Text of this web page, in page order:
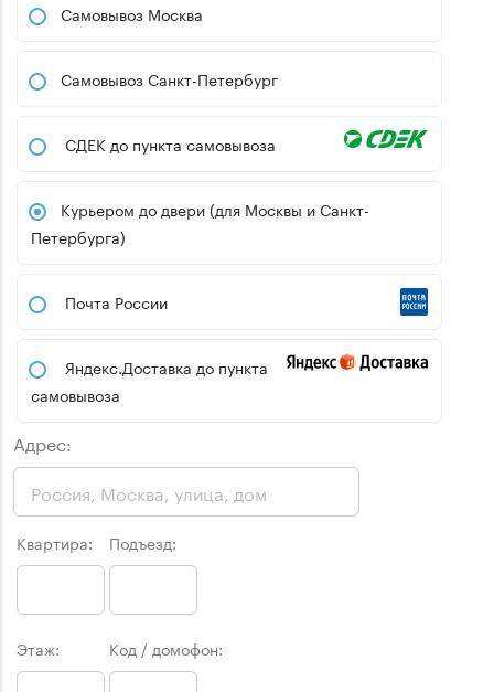
Самовывоз Москва
Самовывоз Санкт-Петербург
СДЕК до пункта самовывоза
Курьером до двери (для Москвы и Санкт-
Петербурга)
Почта России
Яндекс.Доставка до пункта
самовывоза
Адрес:
Квартира: Подъезд:
Этаж: Код / домофон: